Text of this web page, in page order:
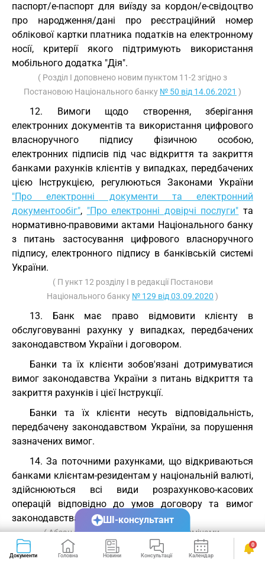
паспорт/е-паспорт для виїзду за кордон/е-свідоцтво
про народження/дані про реєстраційний номер
облікової картки платника податків на електронному
носії, критерії якого підтримують використання
мобільного додатка "Дія".
( Розділ I доповнено новим пунктом 11-2 згідно з
Постановою Національного банку № 50 від 14.06.2021 )
12. Вимоги щодо створення, зберігання
електронних документів та використання цифрового
власноручного підпису фізичною особою,
електронних підписів під час відкриття та закриття
банками рахунків клієнтів у випадках, передбачених
цією Інструкцією, регулюються Законами України
"Про електронні документи та електронний
документообіг", "Про електронні довірчі послуги" та
нормативно-правовими актами Національного банку
з питань застосування цифрового власноручного
підпису, електронного підпису в банківській системі
України.
( П ункт 12 розділу I в редакції Постанови
Національного банку № 129 від 03.09.2020 )
13. Банк має право відмовити клієнту в
обслуговуванні рахунку у випадках, передбачених
законодавством України і договором.
Банки та їх клієнти зобов'язані дотримуватися
вимог законодавства України з питань відкриття та
закриття рахунків і цієї Інструкції.
Банки та їх клієнти несуть відповідальність,
передбачену законодавством України, за порушення
зазначених вимог.
14. За поточними рахунками, що відкриваються
банками клієнтам-резидентам у національній валюті,
здійснюються всі види розрахунково-касових
операцій відповідно до умов договору та вимог
законодавства України.
( Абзац перший пункту 14 розділу I із змінами,
внесеними згідно з Постановами Національного банку
№ 129 від 03.09.2020
Документи Головна Новини Консультації Календар Сервіси
0
ШІ-консультант